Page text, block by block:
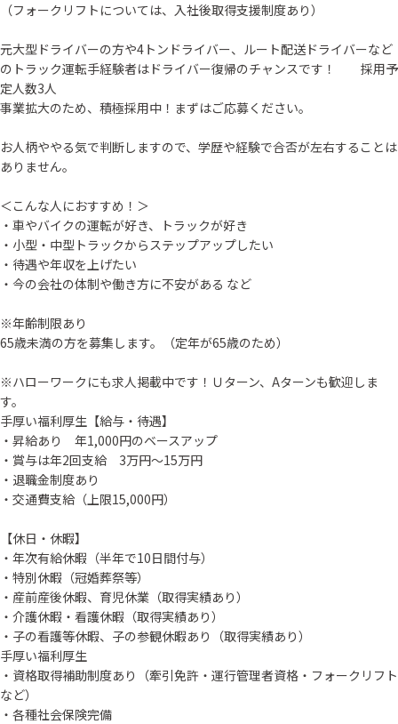
（フォークリフトについては、入社後取得支援制度あり）
元大型ドライバーの方や4トンドライバー、ルート配送ドライバーなど
のトラック運転手経験者はドライバー復帰のチャンスです！ 採用予
定人数3人
事業拡大のため、積極採用中！まずはご応募ください。
お人柄ややる気で判断しますので、学歴や経験で合否が左右することは
ありません。
＜こんな人におすすめ！＞
・車やバイクの運転が好き、トラックが好き
・小型・中型トラックからステップアップしたい
・待遇や年収を上げたい
・今の会社の体制や働き方に不安がある など
※年齢制限あり
65歳未満の方を募集します。（定年が65歳のため）
※ハローワークにも求人掲載中です！Ｕターン、Aターンも歓迎しま
す。
手厚い福利厚生【給与・待遇】
・昇給あり 年1,000円のベースアップ
・賞与は年2回支給 3万円～15万円
・退職金制度あり
・交通費支給（上限15,000円）
【休日・休暇】
・年次有給休暇（半年で10日間付与）
・特別休暇（冠婚葬祭等）
・産前産後休暇、育児休業（取得実績あり）
・介護休暇・看護休暇（取得実績あり）
・子の看護等休暇、子の参観休暇あり（取得実績あり）
手厚い福利厚生
・資格取得補助制度あり（牽引免許・運行管理者資格・フォークリフト
など）
・各種社会保険完備